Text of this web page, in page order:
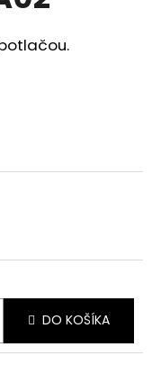
DO KOŠÍKA